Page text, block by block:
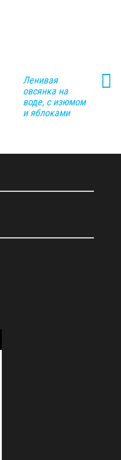
Ленивая
овсянка на
воде, с изюмом
и яблоками